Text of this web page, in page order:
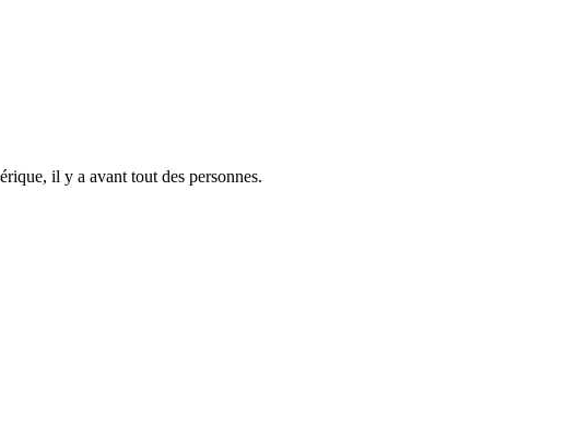
il y a avant tout des personnes.